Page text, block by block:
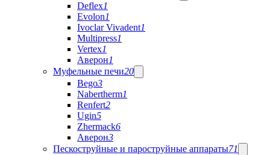
Deflex1
Evolon1
Ivoclar Vivadent1
Multipress1
Vertex1
Аверон1
Муфельные печи20
Bego3
Nabertherm1
Renfert2
Ugin5
Zhermack6
Аверон3
Пескоструйные и пароструйные аппараты71